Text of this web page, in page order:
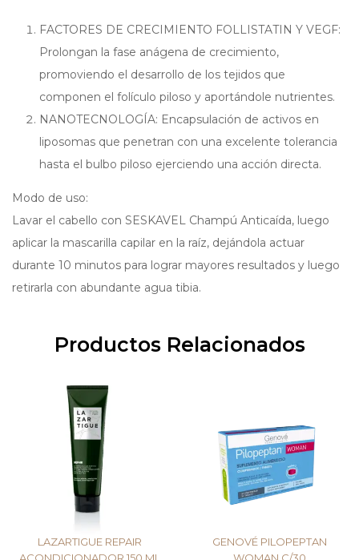
FACTORES DE CRECIMIENTO FOLLISTATIN Y VEGF:
Prolongan la fase anágena de crecimiento,
promoviendo el desarrollo de los tejidos que
componen el folículo piloso y aportándole nutrientes.
NANOTECNOLOGÍA: Encapsulación de activos en
liposomas que penetran con una excelente tolerancia
hasta el bulbo piloso ejerciendo una acción directa.
Modo de uso:
Lavar el cabello con SESKAVEL Champú Anticaída, luego
aplicar la mascarilla capilar en la raíz, dejándola actuar
durante 10 minutos para lograr mayores resultados y luego
retirarla con abundante agua tibia.
Productos Relacionados
GENOVÉ PILOPEPTAN
LAZARTIGUE REPAIR